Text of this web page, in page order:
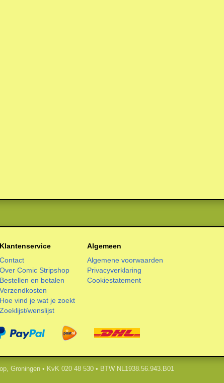
Klantenservice
Contact
Over Comic Stripshop
Bestellen en betalen
Verzendkosten
Hoe vind je wat je zoekt
Zoeklijst/wenslijst
Algemeen
Algemene voorwaarden
Privacyverklaring
Cookiestatement
Groningen • KvK 020 48 530 • BTW NL1938.56.943.B01